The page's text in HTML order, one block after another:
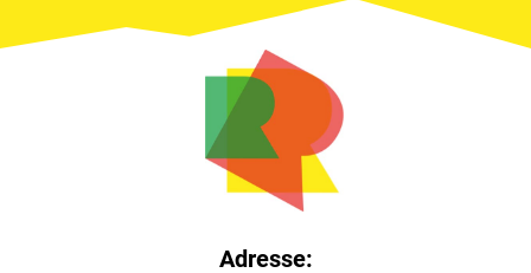
Adresse: